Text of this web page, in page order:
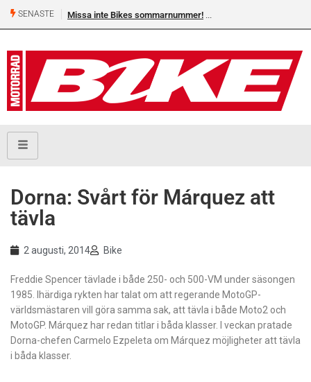
SENASTE Missa inte Bikes sommarnummer!
Dorna: Svårt för Márquez att
tävla
2 augusti, 2014 Bike
Freddie Spencer tävlade i både 250- och 500-VM under säsongen
1985. Ihärdiga rykten har talat om att regerande MotoGP-
världsmästaren vill göra samma sak, att tävla i både Moto2 och
MotoGP. Márquez har redan titlar i båda klasser. I veckan pratade
Dorna-chefen Carmelo Ezpeleta om Márquez möjligheter att tävla
i båda klasser.